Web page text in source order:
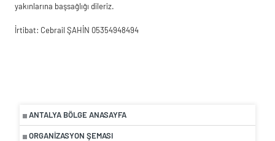
ANTALYA BÖLGE ANASAYFA
ORGANIZASYON ŞEMASI
yakınlarına başsağlığı dileriz.
İrtibat: Cebrail ŞAHİN 05354948494